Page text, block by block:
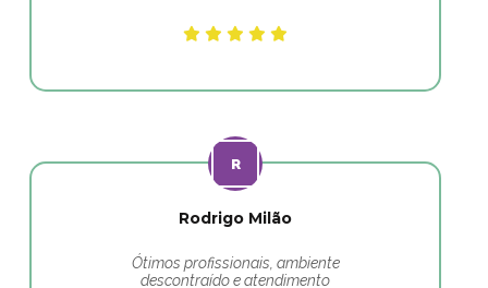
Rodrigo Milão
Ótimos profissionais, ambiente
descontraído e atendimento